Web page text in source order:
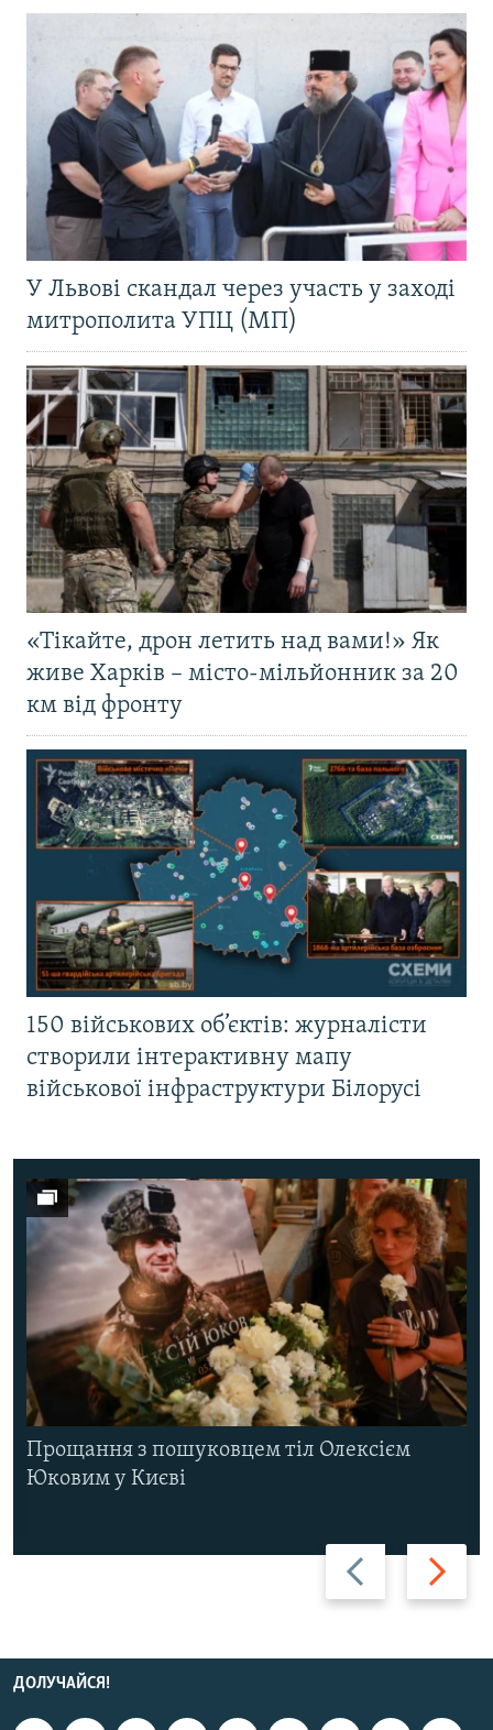
У Львові скандал через участь у заході
митрополита УПЦ (МП)
«Тікайте, дрон летить над вами!» Як
живе Харків – місто-мільйонник за 20
км від фронту
150 військових об’єктів: журналісти
створили інтерактивну мапу
військової інфраструктури Білорусі
Назад Вперед
Прощання з пошуковцем тіл Олексієм
Юковим у Києві
ДОЛУЧАЙСЯ!